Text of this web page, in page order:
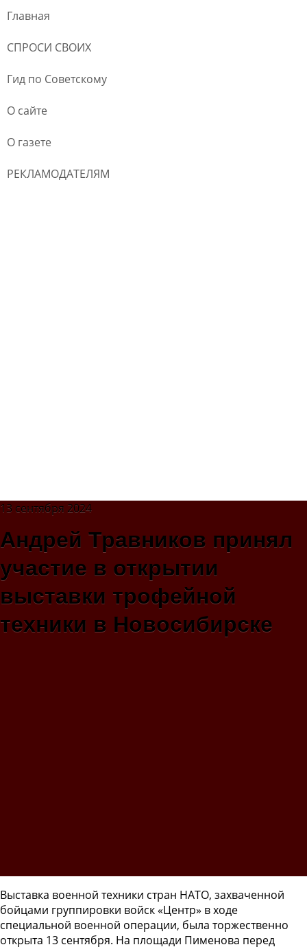
Главная
СПРОСИ СВОИХ
Гид по Советскому
О сайте
О газете
РЕКЛАМОДАТЕЛЯМ
13 сентября 2024
Андрей Травников принял
участие в открытии
выставки трофейной
техники в Новосибирске
Выставка военной техники стран НАТО, захваченной
бойцами группировки войск «Центр» в ходе
специальной военной операции, была торжественно
открыта 13 сентября. На площади Пименова перед